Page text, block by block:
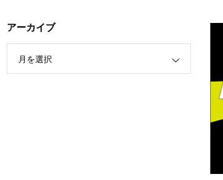
アーカイブ
月を選択